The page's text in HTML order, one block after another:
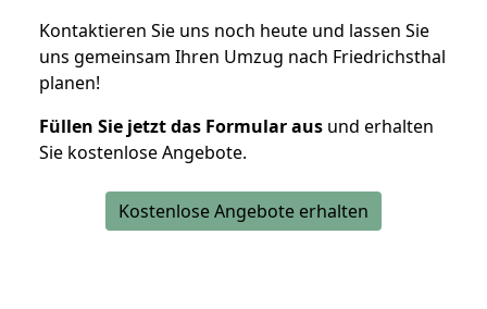
Kontaktieren Sie uns noch heute und lassen Sie
uns gemeinsam Ihren Umzug nach Friedrichsthal
planen!
Füllen Sie jetzt das Formular aus und erhalten
Sie kostenlose Angebote.
Kostenlose Angebote erhalten